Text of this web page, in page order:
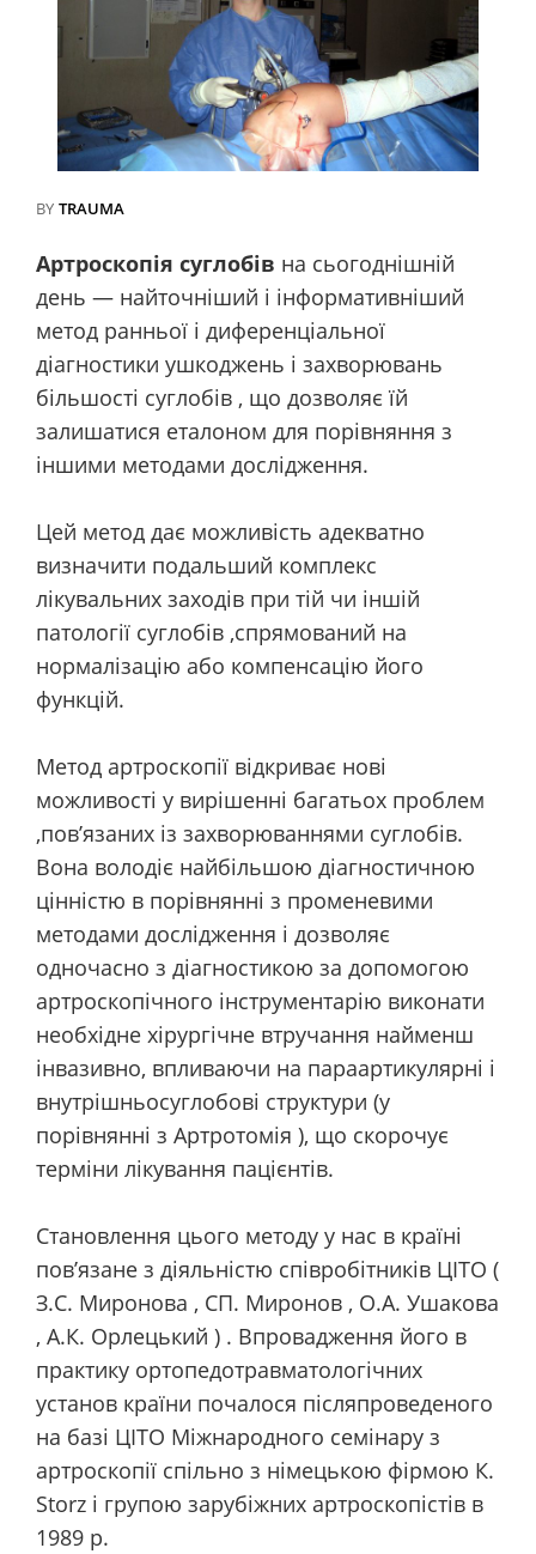
BY TRAUMA
Артроскопія суглобів на сьогоднішній
день — найточніший і інформативніший
метод ранньої і диференціальної
діагностики ушкоджень і захворювань
більшості суглобів , що дозволяє їй
залишатися еталоном для порівняння з
іншими методами дослідження.
Цей метод дає можливість адекватно
визначити подальший комплекс
лікувальних заходів при тій чи іншій
патології суглобів ,спрямований на
нормалізацію або компенсацію його
функцій.
Метод артроскопії відкриває нові
можливості у вирішенні багатьох проблем
,пов’язаних із захворюваннями суглобів.
Вона володіє найбільшою діагностичною
цінністю в порівнянні з променевими
методами дослідження і дозволяє
одночасно з діагностикою за допомогою
артроскопічного інструментарію виконати
необхідне хірургічне втручання найменш
інвазивно, впливаючи на параартикулярні і
внутрішньосуглобові структури (у
порівнянні з Артротомія ), що скорочує
терміни лікування пацієнтів.
Становлення цього методу у нас в країні
пов’язане з діяльністю співробітників ЦІТО (
З.С. Миронова , СП. Миронов , О.А. Ушакова
, А.К. Орлецький ) . Впровадження його в
практику ортопедотравматологічних
установ країни почалося післяпроведеного
на базі ЦІТО Міжнародного семінару з
артроскопії спільно з німецькою фірмою К.
Storz і групою зарубіжних артроскопістів в
1989 р.